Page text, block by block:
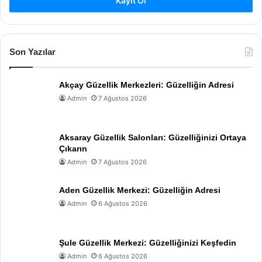
Son Yazılar
Akçay Güzellik Merkezleri: Güzelliğin Adresi
Admin 7 Ağustos 2026
Aksaray Güzellik Salonları: Güzelliğinizi Ortaya
Çıkarın
Admin 7 Ağustos 2026
Aden Güzellik Merkezi: Güzelliğin Adresi
Admin 6 Ağustos 2026
Şule Güzellik Merkezi: Güzelliğinizi Keşfedin
Admin 6 Ağustos 2026